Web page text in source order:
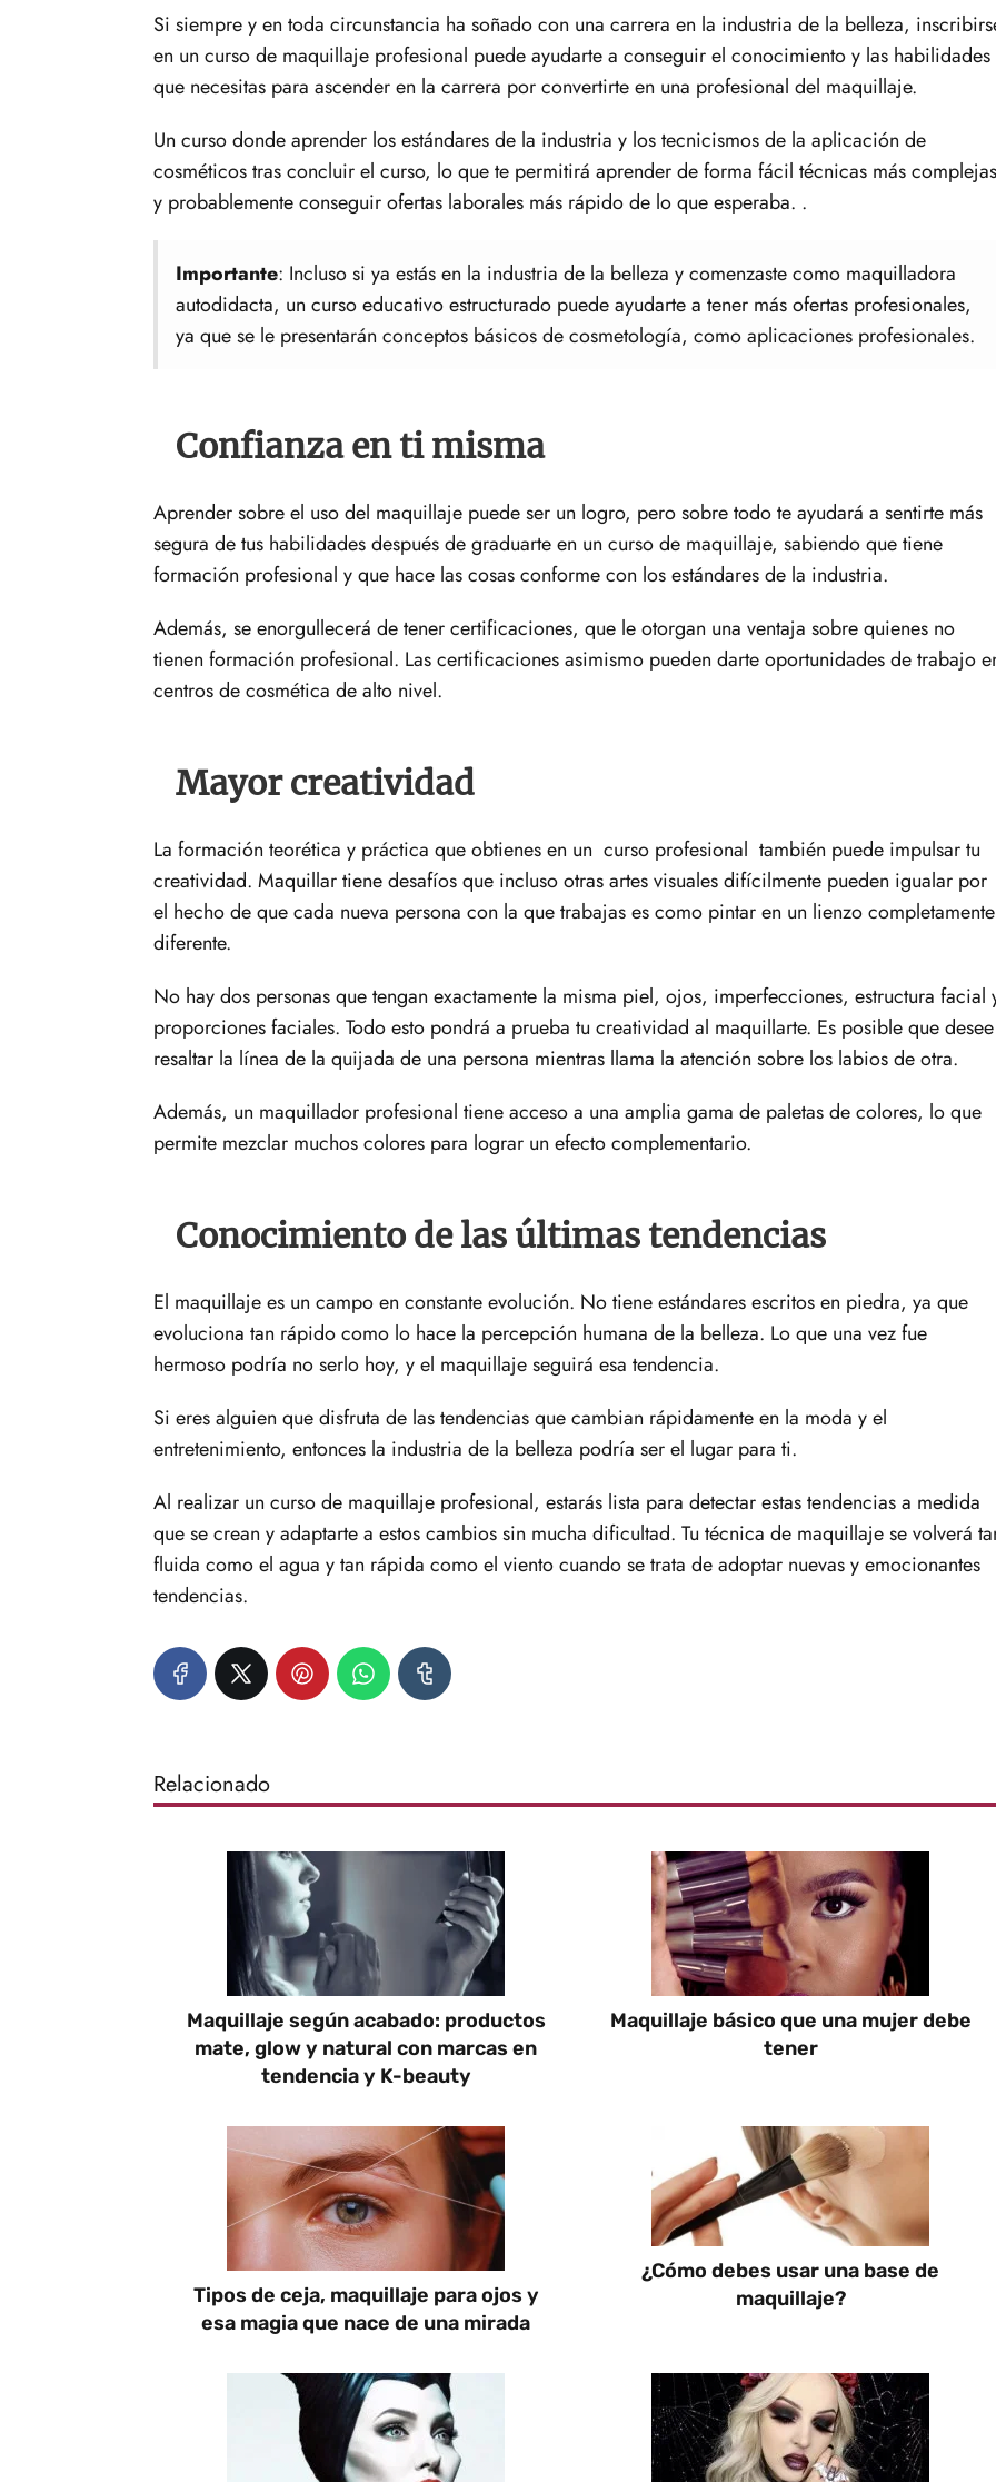
Si siempre y en toda circunstancia ha soñado con una carrera en la industria de la belleza,
en un curso de maquillaje profesional puede ayudarte a conseguir el conocimiento y las habilidades
que necesitas para ascender en la carrera por convertirte en una profesional del maquillaje.
Un curso donde aprender los estándares de la industria y los tecnicismos de la aplicación de
cosméticos tras concluir el curso, lo que te permitirá aprender de forma fácil técnicas más complejas
y probablemente conseguir ofertas laborales más rápido de lo que esperaba. .
Importante: Incluso si ya estás en la industria de la belleza y comenzaste como maquilladora
autodidacta, un curso educativo estructurado puede ayudarte a tener más ofertas profesionales,
ya que se le presentarán conceptos básicos de cosmetología, como aplicaciones profesionales.
Confianza en ti misma
Aprender sobre el uso del maquillaje puede ser un logro, pero sobre todo te ayudará a sentirte más
segura de tus habilidades después de graduarte en un curso de maquillaje, sabiendo que tiene
formación profesional y que hace las cosas conforme con los estándares de la industria.
Además, se enorgullecerá de tener certificaciones, que le otorgan una ventaja sobre quienes no
tienen formación profesional. Las certificaciones asimismo pueden darte oportunidades de trabajo
centros de cosmética de alto nivel.
Mayor creatividad
La formación teorética y práctica que obtienes en un curso profesional también puede impulsar tu
creatividad. Maquillar tiene desafíos que incluso otras artes visuales difícilmente pueden igualar por
el hecho de que cada nueva persona con la que trabajas es como pintar en un lienzo completamente
diferente.
No hay dos personas que tengan exactamente la misma piel, ojos, imperfecciones, estructura facial
proporciones faciales. Todo esto pondrá a prueba tu creatividad al maquillarte. Es posible que desee
resaltar la línea de la quijada de una persona mientras llama la atención sobre los labios de otra.
Además, un maquillador profesional tiene acceso a una amplia gama de paletas de colores, lo que
permite mezclar muchos colores para lograr un efecto complementario.
Conocimiento de las últimas tendencias
El maquillaje es un campo en constante evolución. No tiene estándares escritos en piedra, ya que
evoluciona tan rápido como lo hace la percepción humana de la belleza. Lo que una vez fue
hermoso podría no serlo hoy, y el maquillaje seguirá esa tendencia.
Si eres alguien que disfruta de las tendencias que cambian rápidamente en la moda y el
entretenimiento, entonces la industria de la belleza podría ser el lugar para ti.
Al realizar un curso de maquillaje profesional, estarás lista para detectar estas tendencias a medida
que se crean y adaptarte a estos cambios sin mucha dificultad. Tu técnica de maquillaje se volverá
fluida como el agua y tan rápida como el viento cuando se trata de adoptar nuevas y emocionantes
tendencias.
Relacionado
Maquillaje según acabado: productos
mate, glow y natural con marcas en
tendencia y K-beauty
Maquillaje básico que una mujer debe
tener
Tipos de ceja, maquillaje para ojos y
esa magia que nace de una mirada
¿Cómo debes usar una base de
maquillaje?